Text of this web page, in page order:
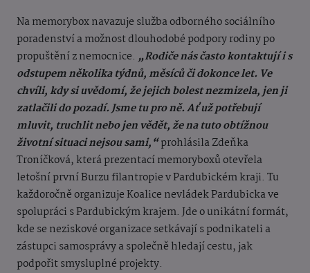
Na memorybox navazuje služba odborného sociálního
poradenství a možnost dlouhodobé podpory rodiny po
propuštění z nemocnice. „Rodiče nás často kontaktují i s
odstupem několika týdnů, měsíců či dokonce let. Ve
chvíli, kdy si uvědomí, že jejich bolest nezmizela, jen ji
zatlačili do pozadí. Jsme tu pro ně. Ať už potřebují
mluvit, truchlit nebo jen vědět, že na tuto obtížnou
životní situaci nejsou sami,“prohlásila Zdeňka
Troníčková, která prezentací memoryboxů otevřela
letošní první Burzu filantropie v Pardubickém kraji. Tu
každoročně organizuje Koalice nevládek Pardubicka ve
spolupráci s Pardubickým krajem. Jde o unikátní formát,
kde se neziskové organizace setkávají s podnikateli a
zástupci samosprávy a společně hledají cestu, jak
podpořit smysluplné projekty.